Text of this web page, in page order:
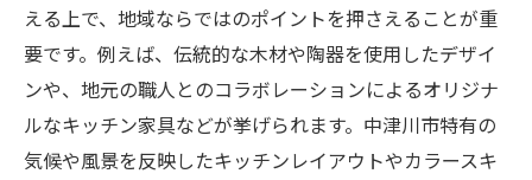
える上で、地域ならではのポイントを押さえることが重
要です。例えば、伝統的な木材や陶器を使用したデザイ
ンや、地元の職人とのコラボレーションによるオリジナ
ルなキッチン家具などが挙げられます。中津川市特有の
気候や風景を反映したキッチンレイアウトやカラースキ